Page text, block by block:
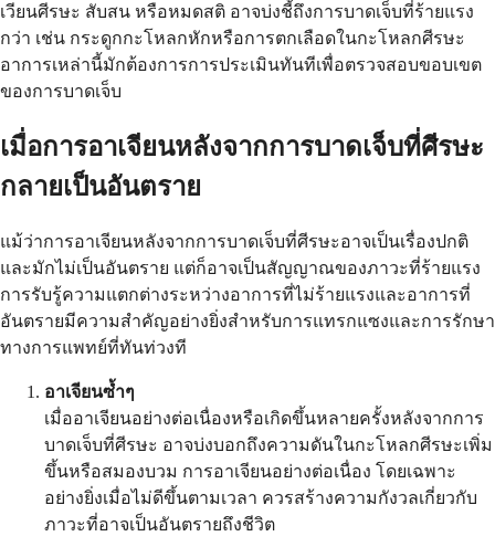
เวียนศีรษะ สับสน หรือหมดสติ อาจบ่งชี้ถึงการบาดเจ็บที่ร้ายแรง
กว่า เช่น กระดูกกะโหลกหักหรือการตกเลือดในกะโหลกศีรษะ
อาการเหล่านี้มักต้องการการประเมินทันทีเพื่อตรวจสอบขอบเขต
ของการบาดเจ็บ
เมื่อการอาเจียนหลังจากการบาดเจ็บที่ศีรษะ
กลายเป็นอันตราย
แม้ว่าการอาเจียนหลังจากการบาดเจ็บที่ศีรษะอาจเป็นเรื่องปกติ
และมักไม่เป็นอันตราย แต่ก็อาจเป็นสัญญาณของภาวะที่ร้ายแรง
การรับรู้ความแตกต่างระหว่างอาการที่ไม่ร้ายแรงและอาการที่
อันตรายมีความสำคัญอย่างยิ่งสำหรับการแทรกแซงและการรักษา
ทางการแพทย์ที่ทันท่วงที
อาเจียนซ้ำๆ
เมื่ออาเจียนอย่างต่อเนื่องหรือเกิดขึ้นหลายครั้งหลังจากการ
บาดเจ็บที่ศีรษะ อาจบ่งบอกถึงความดันในกะโหลกศีรษะเพิ่ม
ขึ้นหรือสมองบวม การอาเจียนอย่างต่อเนื่อง โดยเฉพาะ
อย่างยิ่งเมื่อไม่ดีขึ้นตามเวลา ควรสร้างความกังวลเกี่ยวกับ
ภาวะที่อาจเป็นอันตรายถึงชีวิต